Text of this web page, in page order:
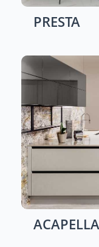
PRESTA
ACAPELLA